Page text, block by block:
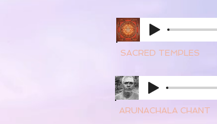
SACRED TEMPLES
ARUNACHALA CHANT